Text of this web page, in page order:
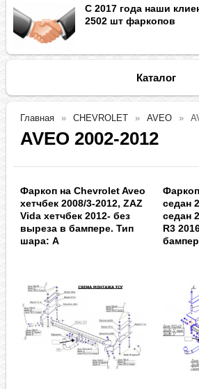
С 2017 года наши
2502 шт фаркопов
Каталог
Главная CHEVROLET AVEO
AVEO 2002-2012
Фаркоп на Chevrolet Aveo
хетчбек 2008/3-2012, ZAZ
Vida хетчбек 2012- без
выреза в бампере. Тип
шара: A
седан
седан
R3